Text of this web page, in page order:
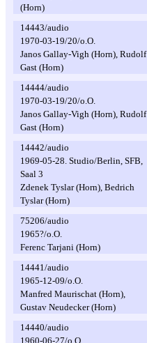
(Horn)
14443/audio
1970-03-19/20/o.O.
Janos Gallay-Vigh (Horn), Rudolf
Gast (Horn)
14444/audio
1970-03-19/20/o.O.
Janos Gallay-Vigh (Horn), Rudolf
Gast (Horn)
14442/audio
1969-05-28. Studio/Berlin, SFB,
Saal 3
Zdenek Tyslar (Horn), Bedrich
Tyslar (Horn)
75206/audio
1965?/o.O.
Ferenc Tarjani (Horn)
14441/audio
1965-12-09/o.O.
Manfred Maurischat (Horn),
Gustav Neudecker (Horn)
14440/audio
1960-06-27/o.O.